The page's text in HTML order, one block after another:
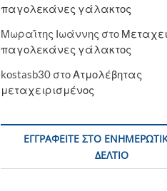
παγολεκάνες γάλακτος
Μωραΐτης Ιωάννης στο
παγολεκάνες γάλακτος
kostasb30 στοΑτμολέβητας
μεταχειρισμένος
ΕΓΓΡΑΦΕΊΤΕ ΣΤΟ
ΔΕΛΤΊΟ